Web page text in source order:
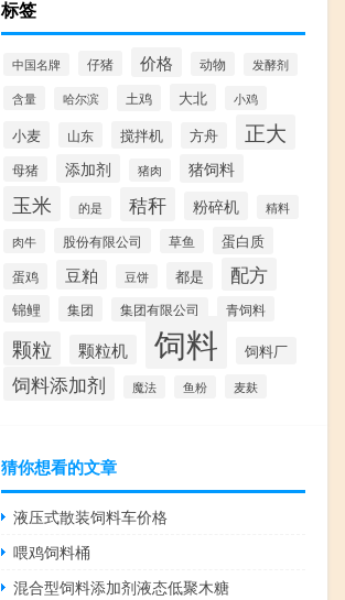
标签
中国名牌 仔猪 价格 动物 发酵剂
含量 哈尔滨 土鸡 大北 小鸡
小麦 山东 搅拌机 方舟 正大
母猪 添加剂 猪肉 猪饲料
玉米 的是 秸秆 粉碎机
精料
肉牛
股份有限公司 草鱼 蛋白质
蛋鸡 豆粕 豆饼 都是 配方
锦鲤 集团 集团有限公司 青饲料
颗粒 颗粒机 饲料 饲料厂
饲料添加剂 魔法 鱼粉 麦麸
猜你想看的文章
液压式散装饲料车价格
喂鸡饲料桶
混合型饲料添加剂液态低聚木糖